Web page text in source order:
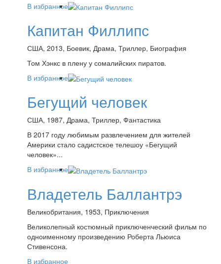
В избранное
Капитан Филлипс
США, 2013, Боевик, Драма, Триллер, Биография
Том Хэнкс в плену у сомалийских пиратов.
В избранное
Бегущий человек
США, 1987, Драма, Триллер, Фантастика
В 2017 году любимым развлечением для жителей
Америки стало садистское телешоу «Бегущий
человек»...
В избранное
Владетель Баллантрэ
Великобритания, 1953, Приключения
Великолепный костюмный приключенческий фильм по
одноименному произведению Роберта Льюиса
Стивенсона.
В избранное